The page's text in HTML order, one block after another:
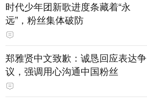
时代少年团新歌进度条藏着“永
远”，粉丝集体破防
郑雅贤中文致歉：诚恳回应表达争
议，强调用心沟通中国粉丝